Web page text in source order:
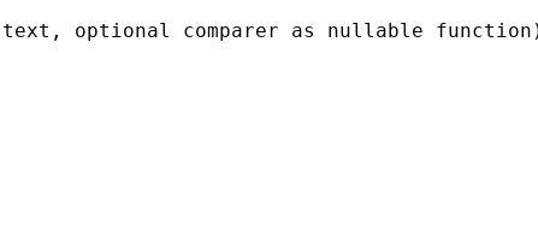
optional comparer as nullable